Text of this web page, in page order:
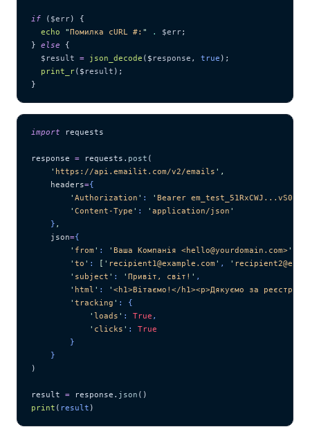
if ( $err) {
  echo
"Помилка cURL #: " . $err;
} else {
  $result
= json_decode ($ response , true );
  print_r
($ result );
}
import requests
response = requests. post (
    '
https://api.emailit.com/v2/emails ' ,
    headers
={
        '
Authorization ' : ' Bearer
        '
Content-Type ' : ' application/json '
    }
,
    json
={
        '
from ' : ' Ваша Компанія <hello@yourdomain.com>'
        '
to ' : [ ' recipient1@example.com ' , '
        '
subject ' : ' Привіт, світ! ' ,
        '
html ' : ' <h1>Вітаємо!</h1><p>Дякуємо за
        '
tracking ' : {
            '
loads ' : True ,
            '
clicks ' : True
        }
    }
)
result = response. json ()
print ( result )